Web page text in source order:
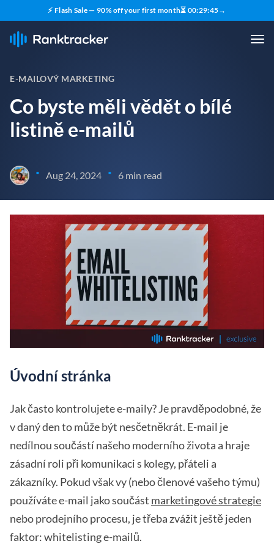
⚡ Flash Sale — 90% off your first month⏳ 00:29:43→
E-MAILOVÝ MARKETING
Co byste měli vědět o bílé
listině e-mailů
• Aug 24, 2024 • 6 min read
Úvodní stránka
Jak často kontrolujete e-maily? Je pravděpodobné, že
v daný den to může být nesčetněkrát. E-mail je
nedílnou součástí našeho moderního života a hraje
zásadní roli při komunikaci s kolegy, přáteli a
zákazníky. Pokud však vy (nebo členové vašeho týmu)
používáte e-mail jako součást marketingové strategie
nebo prodejního procesu, je třeba zvážit ještě jeden
faktor: whitelisting e-mailů.